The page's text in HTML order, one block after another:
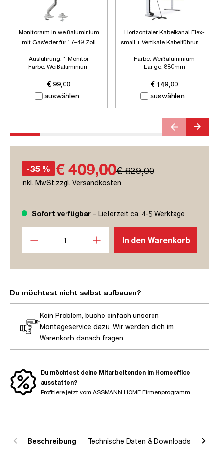
auswählen
Monitorarm in weißaluminium
mit Gasfeder für 17–49 Zoll
Ausführung: 1 Monitor
Farbe: Weißaluminium
€ 99,00
auswählen
Horizontaler Kabelkanal Flex-
small + Vertikale Kabelführung +
Farbe: Weißaluminium
Länge: 880mm
Kabelführung + 6-fach
Steckdose
€ 149,00
-35 % € 409,00€ 629,00
inkl. MwSt.zzgl. Versandkosten
Sofort verfügbar – Lieferzeit ca. 4-5 Werktage
In den Warenkorb
Du möchtest nicht selbst aufbauen?
Kein Problem, buche einfach unseren
Montageservice dazu. Wir werden dich im
Warenkorb danach fragen.
Du möchtest deine Mitarbeitenden im Homeoffice
ausstatten?
Profitiere jetzt vom ASSMANN HOME Firmenprogramm
Beschreibung Technische Daten & Downloads